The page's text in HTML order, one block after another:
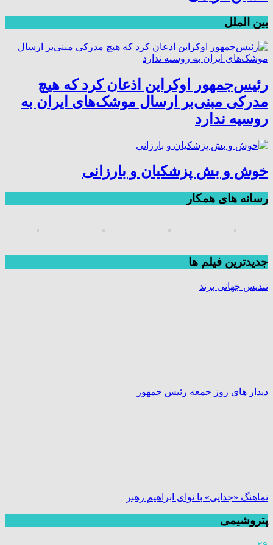
بین الملل
رئیس‌جمهور اوکراین اذعان کرد که هیچ
مدرکی مبنی‌بر ارسال موشک‌های ایران به
روسیه ندارد
خوش و بش پزشکیان و بارزانی
رسانه های همکار
جديدترين فیلم ها
تندیس جهانی برند
دیدار های روز جمعه رئیس جمهور
نماهنگ «جدایی» با نوای ابراهیم رهبر
پتروشیمی